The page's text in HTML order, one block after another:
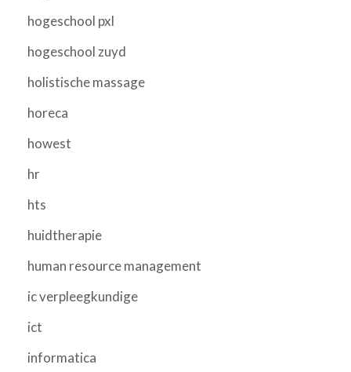
hogeschool pxl
hogeschool zuyd
holistische massage
horeca
howest
hr
hts
huidtherapie
human resource management
ic verpleegkundige
ict
informatica